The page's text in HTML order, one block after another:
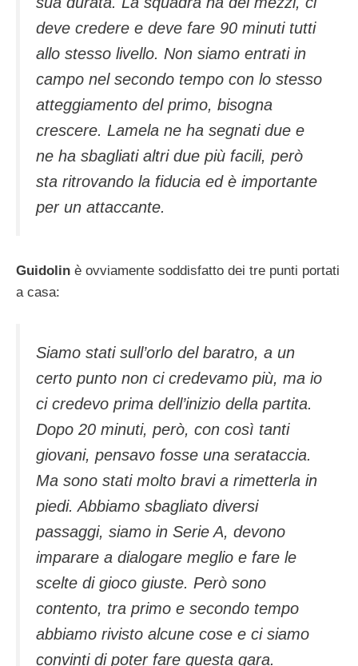
deve credere e deve fare 90 minuti tutti
allo stesso livello. Non siamo entrati in
campo nel secondo tempo con lo stesso
atteggiamento del primo, bisogna
crescere. Lamela ne ha segnati due e
ne ha sbagliati altri due più facili, però
sta ritrovando la fiducia ed è importante
per un attaccante.
Guidolin è ovviamente soddisfatto dei tre punti portati
a casa:
Siamo stati sull’orlo del baratro, a un
certo punto non ci credevamo più, ma io
ci credevo prima dell’inizio della partita.
Dopo 20 minuti, però, con così tanti
giovani, pensavo fosse una serataccia.
Ma sono stati molto bravi a rimetterla in
piedi. Abbiamo sbagliato diversi
passaggi, siamo in Serie A, devono
imparare a dialogare meglio e fare le
scelte di gioco giuste. Però sono
contento, tra primo e secondo tempo
abbiamo rivisto alcune cose e ci siamo
convinti di poter fare questa gara.